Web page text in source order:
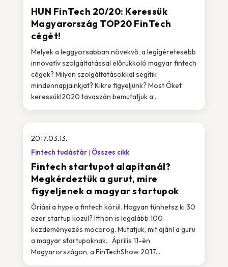
HUN FinTech 20/20: Keressük
Magyarország TOP20 FinTech
cégét!
Melyek a leggyorsabban növekvő, a legígéretesebb
innovatív szolgáltatással előrukkoló magyar fintech
cégek? Milyen szolgáltatásokkal segítik
mindennapjainkjat? Kikre figyeljünk? Most Őket
keressük!2020 tavaszán bemutatjuk a...
Fintech startupot alapítanál?
Megkérdeztük a gurut, mire
figyeljenek a magyar startupok
2017.03.13.
Fintech tudástár Összes cikk
Óriási a hype a fintech körül. Hogyan tűnhetsz ki 30
ezer startup közül? Itthon is legalább 100
kezdeményezés mocorog. Mutatjuk, mit ajánl a guru
a magyar startupoknak. Április 11-én
Magyarországon, a FinTechShow 2017...